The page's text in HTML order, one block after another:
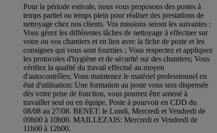
Pour la période estivale, nous vous proposons des postes à
temps partiel ou temps plein pour réaliser des prestations de
nettoyage chez nos clients. Vos missions seront les suivantes :
Vous gérez les différentes tâches de nettoyage à effectuer sur
votre ou vos chantiers et en lien avec la fiche de poste et les
consignes qui vous sont fournies ; Vous respectez et appliquez
les protocoles d'hygiène et de sécurité sur des chantiers; Vous
vérifiez la qualité du travail effectué au moyen
d'autocontrôles; Vous maintenez le matériel professionnel en
état d'utilisation; Une formation au poste vous sera dispensée
dès votre prise de fonction, vous pourrez être amené à
travailler seul ou en équipe. Poste à pourvoir en CDD du
08/08 au 27/08. BENET: le Lundi, Mercredi et Vendredi de
09h00 à 10h00. MAILLEZAIS: Mercredi et Vendredi de
11h00 à 12h00.